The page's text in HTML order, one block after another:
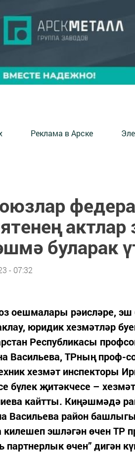
Реклама в Арске
буларак
- 07:32
оешмалары рәисләре, эш
юридик хезмәтләр
Республикасы
Васильева, ТРның проф-
хезмәт инспекторы
бүлек җитәкчесе –
кайтты. Киңәшмәдә
Васильева район
килешеп эшләгән өчен ТР
өчен” дигән